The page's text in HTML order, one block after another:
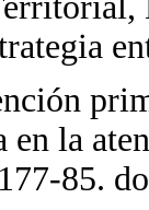
en la
85.